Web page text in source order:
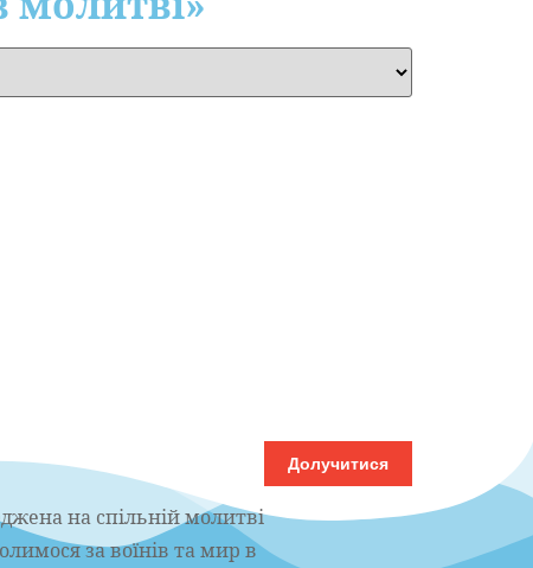
на спільній молитві
за воїнів та мир в
Долучитися